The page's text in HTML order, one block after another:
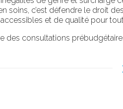
soins, c’est défendre le droit
accessibles et de qualité pour
des consultations